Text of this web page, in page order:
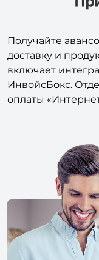
Получайте
доставку и
включает
ИнвойсБокс.
оплаты